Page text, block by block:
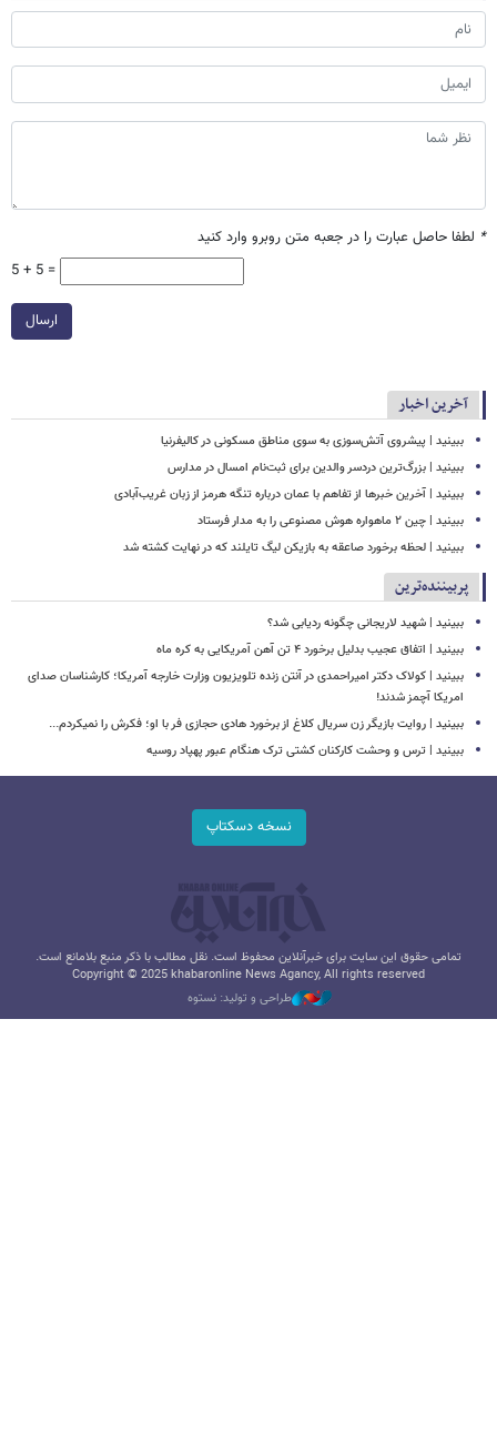
* لطفا حاصل عبارت را در جعبه متن روبرو وارد کنید
5 + 5 =
ارسال
آخرین اخبار
ببینید | پیشروی آتش‌سوزی به سوی مناطق مسکونی در کالیفرنیا
ببینید | بزرگ‌ترین دردسر والدین برای ثبت‌نام امسال در مدارس
ببینید | آخرین خبرها از تفاهم با عمان درباره تنگه هرمز از زبان غریب‌آبادی
ببینید | چین ۲ ماهواره هوش مصنوعی را به مدار فرستاد
ببینید | لحظه برخورد صاعقه به بازیکن لیگ تایلند که در نهایت کشته شد
پربیننده‌ترین
ببینید | شهید لاریجانی چگونه ردیابی شد؟
ببینید | اتفاق عجیب بدلیل برخورد ۴ تن آهن آمریکایی به کره ماه
ببینید | کولاک دکتر امیراحمدی در آنتن زنده تلویزیون وزارت خارجه آمریکا؛ کارشناسان صدای
امریکا آچمز شدند!
ببینید | روایت بازیگر زن سریال کلاغ از برخورد هادی حجازی فر با او؛ فکرش را نمیکردم...
ببینید | ترس و وحشت کارکنان کشتی ترک هنگام عبور پهپاد روسیه
نسخه دسکتاپ
تمامی حقوق این سایت برای خبرآنلاین محفوظ است. نقل مطالب با ذکر منبع بلامانع است.
Copyright © 2025 khabaronline News Agancy, All rights reserved
طراحی و تولید: نستوه